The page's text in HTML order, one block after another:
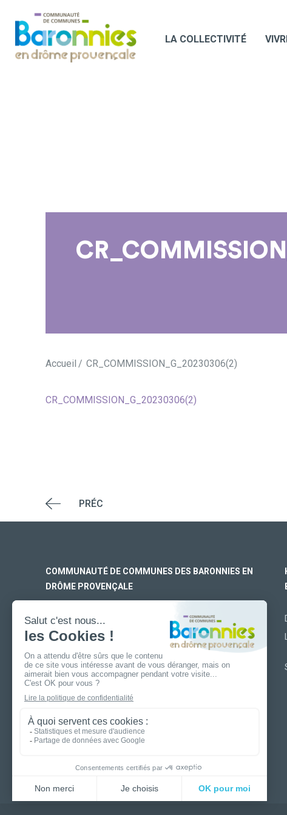
LA COLLECTIVITÉ
Accueil CR_COMMISSION_G_20230306(2)
CR_COMMISSION_G_20230306(2)
PRÉC
COMMUNAUTÉ DE COMMUNES DES BARONNIES EN
DRÔME PROVENÇALE
SIÈGE SOCIAL
170 rue Ferdinand Fert
Les Laurons – CS 30005
26110 Nyons
ANTENNE DE BUIS-LES-BARONNIES
19 boulevard Aristide Briand
26170 Buis-Les-Baronnies